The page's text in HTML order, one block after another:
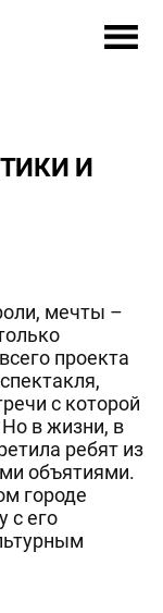
И
мечты –
проекта
с которой
в жизни, в
ребят из
объятиями.
городе
с его